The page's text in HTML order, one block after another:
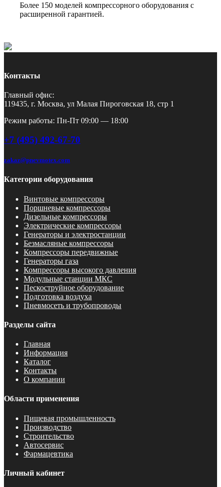
Более 150 моделей компрессорного оборудования с
расширенной гарантией.
Контакты
Главный офис:
119435, г. Москва, ул Малая Пироговская 18, стр 1
Режим работы: Пн-Пт 09:00 — 18:00
+7 (495) 492-67-70
zakaz@pnevmotex.com
Категории оборудования
Винтовые компрессоры
Поршневые компрессоры
Дизельные компрессоры
Электрические компрессоры
Генераторы и электростанции
Безмасляные компрессоры
Компрессоры передвижные
Генераторы газа
Компрессоры высокого давления
Модульные станции МКС
Пескоструйное оборудование
Подготовка воздуха
Пневмосеть и трубопроводы
Разделы сайта
Главная
Информация
Каталог
Контакты
О компании
Области применения
Пищевая промышленность
Производство
Строительство
Автосервис
Фармацевтика
Личный кабинет